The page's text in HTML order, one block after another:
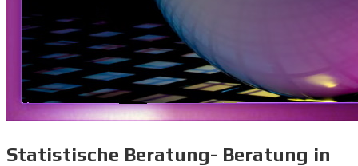
Statistische Beratung- Beratung in